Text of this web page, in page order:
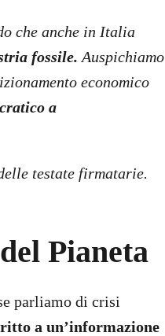
che anche in Italia
fossile. Auspichiamo
economico
a
testate firmatarie.
Pianeta
parliamo di crisi
a un’informazione